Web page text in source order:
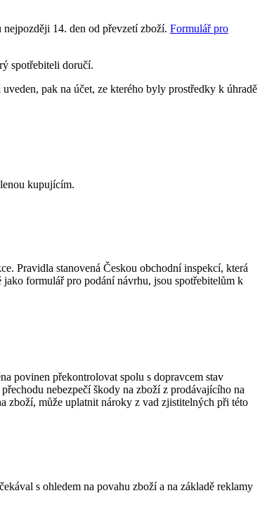
14. den od převzetí zboží. Formulář pro
spotřebiteli doručí.
pak na účet, ze kterého byly prostředky k úhradě
kupujícím.
Pravidla stanovená Českou obchodní inspekcí, která
formulář pro podání návrhu, jsou spotřebitelům k
povinen překontrolovat spolu s dopravcem stav
nebezpečí škody na zboží z prodávajícího na
zboží, může uplatnit nároky z vad zjistitelných při této
s ohledem na povahu zboží a na základě reklamy